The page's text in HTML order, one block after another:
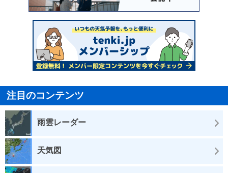
注目のコンテンツ
雨雲レーダー
天気図